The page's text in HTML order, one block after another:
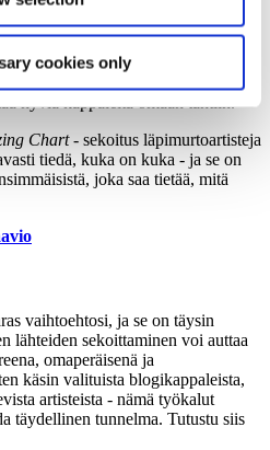
cookies only
olevan kehityksen edellä, tämä
tutustua.
ravintolaolosuhteisiin, mutta
on helppo tutustua käsin
hyviä kappaleita omaan tahtiin.
Chart - sekoitus läpimurtoartisteja
tiedä, kuka on kuka - ja se on
joka saa tietää, mitä
vaihtoehtosi, ja se on täysin
lähteiden sekoittaminen voi auttaa
omaperäisenä ja
käsin valituista blogikappaleista,
artisteista - nämä työkalut
täydellinen tunnelma. Tutustu siis